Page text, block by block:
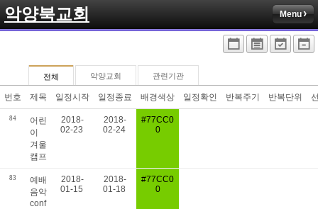
악양북교회 Menu
전체 악양교회 관련기관
번호 제목 일정시작 일정종료 배경색상 일정확인 반복주기 반복단위
84
어린
이
겨울
캠프
2018-
02-23
2018-
02-24
#77CC0
0
83
예배
음악
conf
2018-
01-15
2018-
01-18
#77CC0
0